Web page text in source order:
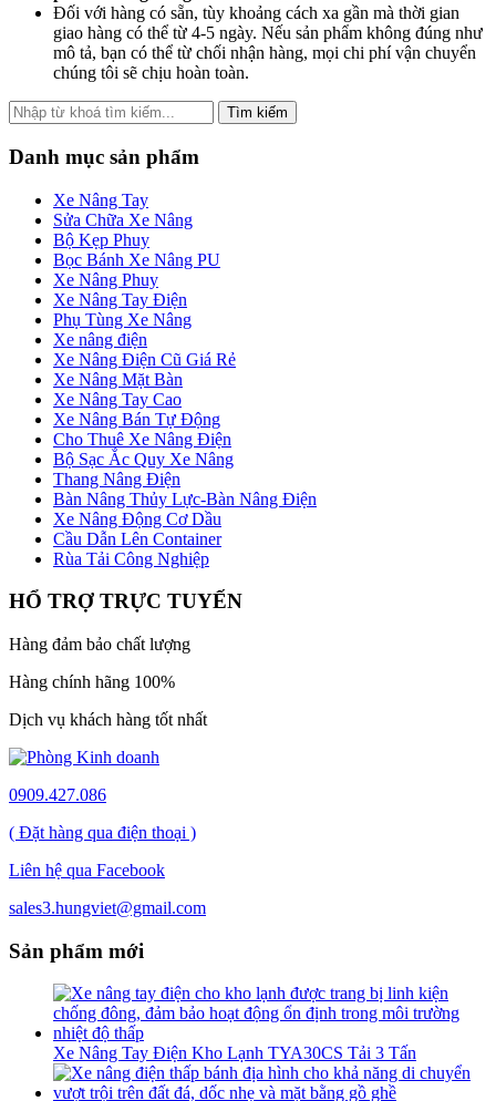
Đối với hàng có sẵn, tùy khoảng cách xa gần mà thời gian
giao hàng có thể từ 4-5 ngày. Nếu sản phẩm không đúng như
mô tả, bạn có thể từ chối nhận hàng, mọi chi phí vận chuyển
chúng tôi sẽ chịu hoàn toàn.
Tìm kiếm
Danh mục sản phẩm
Xe Nâng Tay
Sửa Chữa Xe Nâng
Bộ Kẹp Phuy
Bọc Bánh Xe Nâng PU
Xe Nâng Phuy
Xe Nâng Tay Điện
Phụ Tùng Xe Nâng
Xe nâng điện
Xe Nâng Điện Cũ Giá Rẻ
Xe Nâng Mặt Bàn
Xe Nâng Tay Cao
Xe Nâng Bán Tự Động
Cho Thuê Xe Nâng Điện
Bộ Sạc Ắc Quy Xe Nâng
Thang Nâng Điện
Bàn Nâng Thủy Lực-Bàn Nâng Điện
Xe Nâng Động Cơ Dầu
Cầu Dẫn Lên Container
Rùa Tải Công Nghiệp
HỔ TRỢ TRỰC TUYẾN
Hàng đảm bảo chất lượng
Hàng chính hãng 100%
Dịch vụ khách hàng tốt nhất
0909.427.086
( Đặt hàng qua điện thoại )
Liên hệ qua Facebook
sales3.hungviet@gmail.com
Sản phẩm mới
Xe Nâng Tay Điện Kho Lạnh TYA30CS Tải 3 Tấn